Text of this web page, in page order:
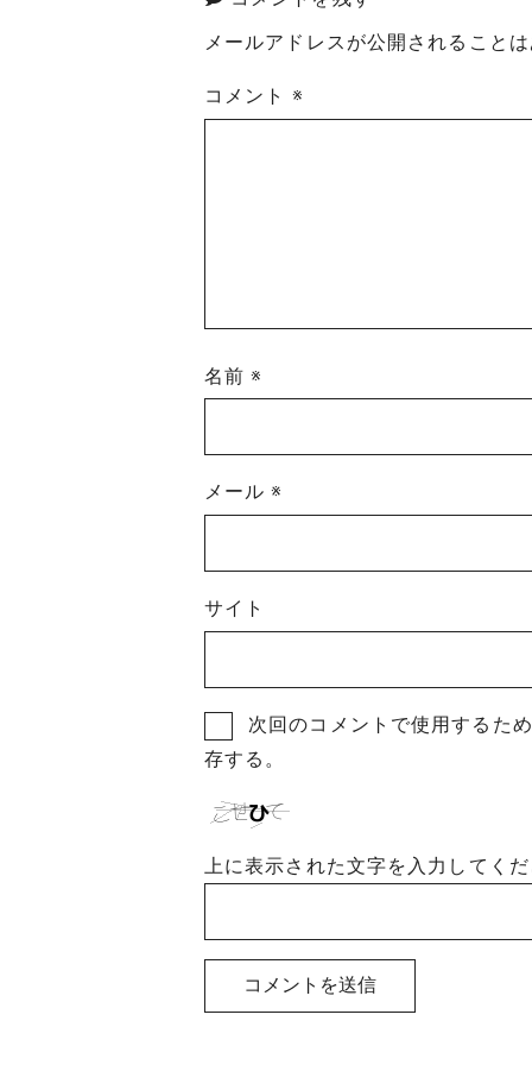
メールアドレスが公開されることは
コメント ※
名前※
メール※
サイト
次回のコメントで使用するた
存する。
上に表示された文字を入力してくだ